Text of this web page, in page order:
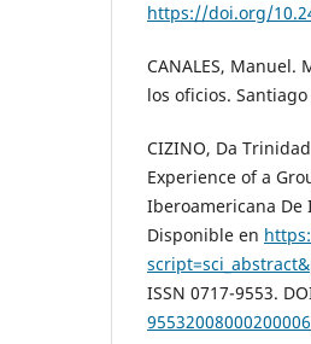
https://doi.org/
CANALES,
los oficios.
CIZINO, Da
Experience of a
Iberoamericana De
Disponible en
ISSN 0717-9553.
95532008000200006